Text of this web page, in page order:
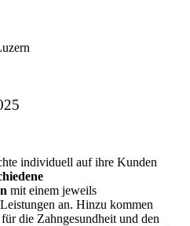
individuell auf ihre Kunden
mit einem jeweils
an. Hinzu kommen
die Zahngesundheit und den